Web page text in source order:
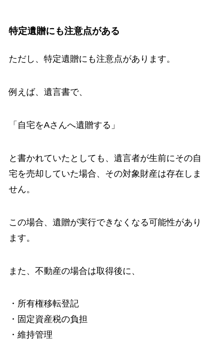
特定遺贈にも注意点がある
ただし、特定遺贈にも注意点があります。
例えば、遺言書で、
「自宅をAさんへ遺贈する」
と書かれていたとしても、遺言者が生前にその自
宅を売却していた場合、その対象財産は存在しま
せん。
この場合、遺贈が実行できなくなる可能性があり
ます。
また、不動産の場合は取得後に、
・所有権移転登記
・固定資産税の負担
・維持管理